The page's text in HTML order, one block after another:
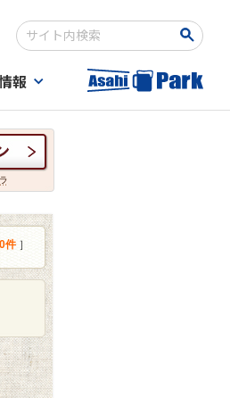
検索キーワード入力
報
件 ］